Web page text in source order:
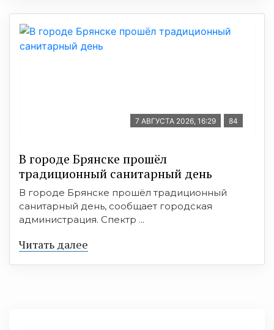
7 АВГУСТА 2026, 16:29 84
В городе Брянске прошёл
традиционный санитарный день
В городе Брянске прошёл традиционный
санитарный день, сообщает городская
администрация. Спектр ...
Читать далее